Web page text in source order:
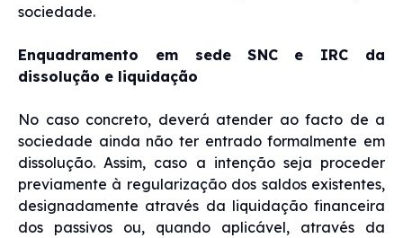
sociedade.
Enquadramento em sede SNC e IRC da
dissolução e liquidação
No caso concreto, deverá atender ao facto de a
sociedade ainda não ter entrado formalmente em
dissolução. Assim, caso a intenção seja proceder
previamente à regularização dos saldos existentes,
designadamente através da liquidação financeira
dos passivos ou, quando aplicável, através da